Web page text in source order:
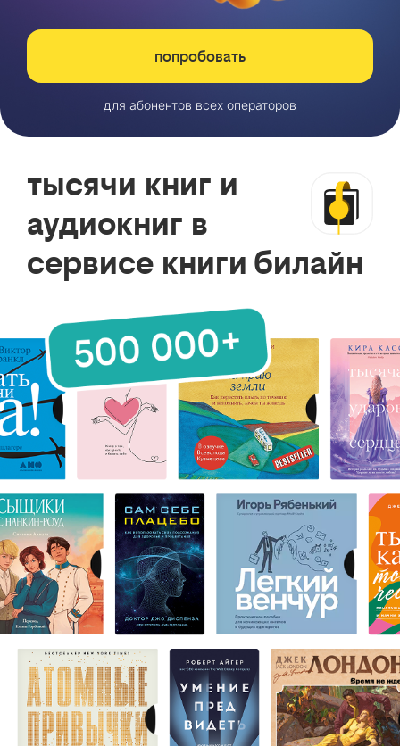
попробовать
для абонентов всех операторов
тысячи книг и
аудиокниг в
сервисе книги билайн